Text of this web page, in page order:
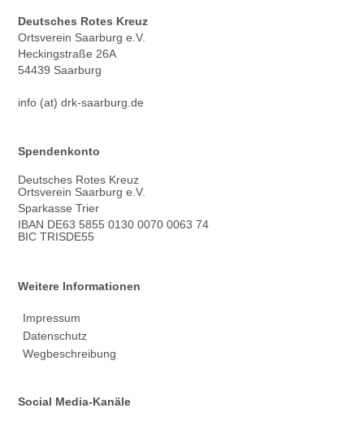
Deutsches Rotes Kreuz
Ortsverein Saarburg e.V.
Heckingstraße 26A
54439 Saarburg
info (at) drk-saarburg.de
Spendenkonto
Deutsches Rotes Kreuz
Ortsverein Saarburg e.V.
Sparkasse Trier
IBAN DE63 5855 0130 0070 0063 74
BIC TRISDE55
Weitere Informationen
Impressum
Datenschutz
Wegbeschreibung
Social Media-Kanäle